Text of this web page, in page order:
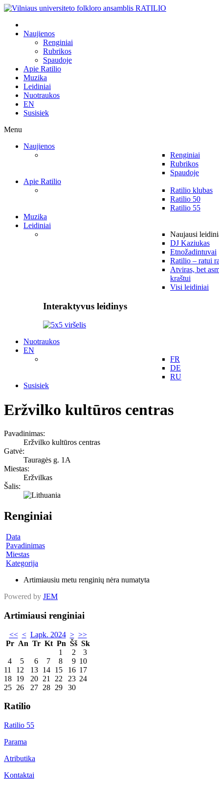
Naujienos
Renginiai
Rubrikos
Spaudoje
Apie Ratilio
Muzika
Leidiniai
Nuotraukos
EN
Susisiek
Menu
Naujienos
Renginiai
Rubrikos
Spaudoje
Apie Ratilio
Ratilio klubas
Ratilio 50
Ratilio 55
Muzika
Leidiniai
Naujausi
DJ Kaziukas
Etnožadintuvai
Ratilio – ratui
Atviras, bet
kraštui
Visi leidiniai
Interaktyvus leidinys
Nuotraukos
EN
FR
DE
RU
Susisiek
Eržvilko kultūros centras
Pavadinimas:
Eržvilko kultūros centras
Gatvė:
Tauragės g. 1A
Miestas:
Eržvilkas
Šalis:
Renginiai
Data
Pavadinimas
Miestas
Kategorija
Artimiausiu metu renginių nėra numatyta
Powered by JEM
Artimiausi renginiai
<< < Lapk. 2024 > >>
Pr An Tr Kt Pn Šš Sk
1
2
3
4
5 6 7 8 9 10
11
12 13 14 15 16 17
18 19 20 21 22 23 24
25 26 27 28 29 30
Ratilio
Ratilio 55
Parama
Atributika
Kontaktai